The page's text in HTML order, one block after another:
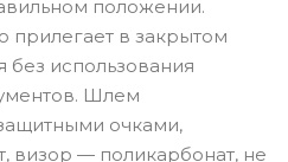
положении.
прилегает в закрытом
без использования
Шлем
очками,
визор — поликарбонат, не